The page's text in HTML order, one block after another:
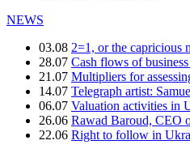
NEWS
03.08 2=1, or the capricious
28.07 Cash flows of
21.07 Multipliers for
14.07 Telegraph artist:
06.07 Valuation activities in
26.06 Rawad Baroud, CEO
22.06 Right to follow in